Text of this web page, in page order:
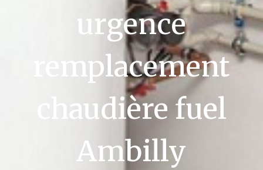
urgence
remplacement
chaudière fuel
Ambilly